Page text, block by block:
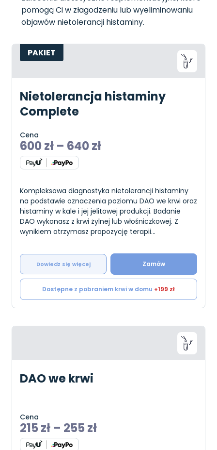
pomogą Ci w złagodzeniu lub wyeliminowaniu
objawów nietolerancji histaminy.
PAKIET
Nietolerancja histaminy
Complete
Cena
600 zł – 640 zł
Kompleksowa diagnostyka nietolerancji histaminy
na podstawie oznaczenia poziomu DAO we krwi oraz
histaminy w kale i jej jelitowej produkcji. Badanie
DAO wykonasz z krwi żylnej lub włośniczkowej. Z
wynikiem otrzymasz propozycję terapii
suplementacyjne, któr
Dowiedz się więcej Zamów
Dostępne z pobraniem krwi w domu +199 zł
DAO we krwi
Cena
215 zł – 255 zł